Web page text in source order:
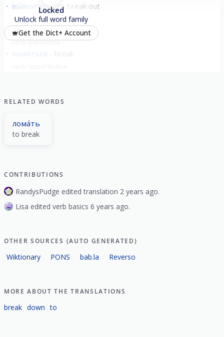
вы́ломить to break out
verb perfective
заломи́ть bend; break
verb perfective
ломи́ться
Locked
Unlock full word family
Get the Dict+ Account
RELATED WORDS
лома́ть
to break
CONTRIBUTIONS
RandysPudge edited translation 2 years ago.
Lisa edited verb basics 6 years ago.
OTHER SOURCES (AUTO GENERATED)
Wiktionary PONS bab.la Reverso
MORE ABOUT THE TRANSLATIONS
break down to